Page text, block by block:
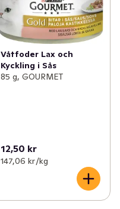
Våtfoder Lax och
Kyckling i Sås
85 g, GOURMET
12,50 kr
147,06 kr /kg